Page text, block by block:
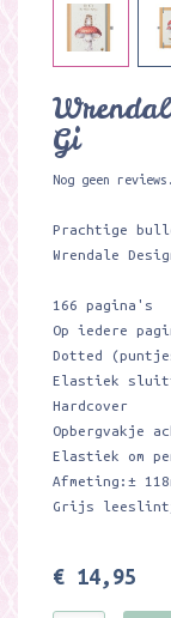
Gi
Nog geen reviews.
Prachtige
Wrendale
166 pagina's
Op iedere
Dotted
Elastiek
Hardcover
Opbergvakje
Elastiek om
Afmeting:±
Grijs
€ 14,95